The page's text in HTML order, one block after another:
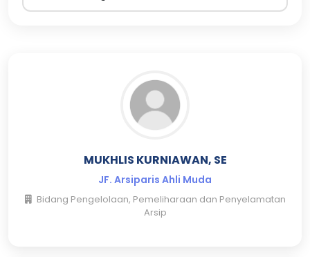
MUKHLIS KURNIAWAN, SE
JF. Arsiparis Ahli Muda
Bidang Pengelolaan, Pemeliharaan dan Penyelamatan
Arsip